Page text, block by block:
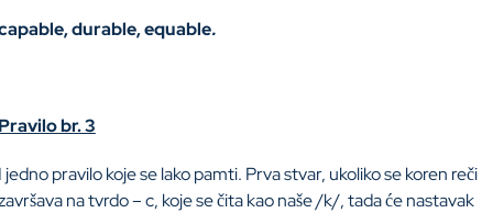
apable, durable, equable.
br. 3
jedno pravilo koje se lako pamti. Prva stvar, ukoliko se koren reči
na tvrdo – c, koje se čita kao naše /k/, tada će nastavak